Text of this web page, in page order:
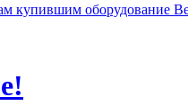
купившим оборудование